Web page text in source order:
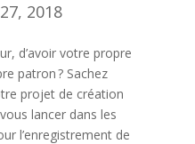
2018
d’avoir votre propre
patron ? Sachez
projet de création
lancer dans les
l’enregistrement de